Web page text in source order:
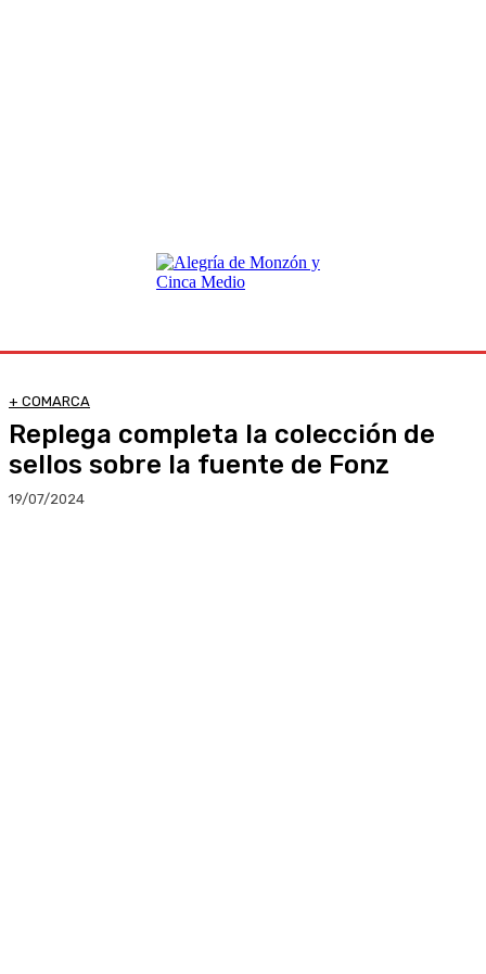
+ COMARCA
Replega completa la colección de
sellos sobre la fuente de Fonz
19/07/2024